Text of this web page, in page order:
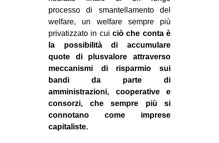
processo di smantellamento del
welfare, un welfare sempre più
privatizzato in cui ciò che conta è
la possibilità di accumulare
quote di plusvalore attraverso
meccanismi di risparmio sui
bandi da parte di
amministrazioni, cooperative e
consorzi, che sempre più si
connotano come imprese
capitaliste.